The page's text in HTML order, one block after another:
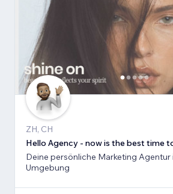
ZH, CH
Deine persönliche Marketing Agentur
Umgebung